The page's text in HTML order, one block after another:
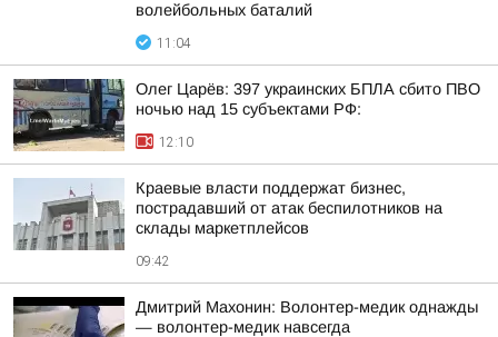
волейбольных баталий
11:04
Олег Царёв: 397 украинских БПЛА сбито ПВО
ночью над 15 субъектами РФ:
12:10
Краевые власти поддержат бизнес,
пострадавший от атак беспилотников на
склады маркетплейсов
09:42
Дмитрий Махонин: Волонтер-медик однажды
— волонтер-медик навсегда